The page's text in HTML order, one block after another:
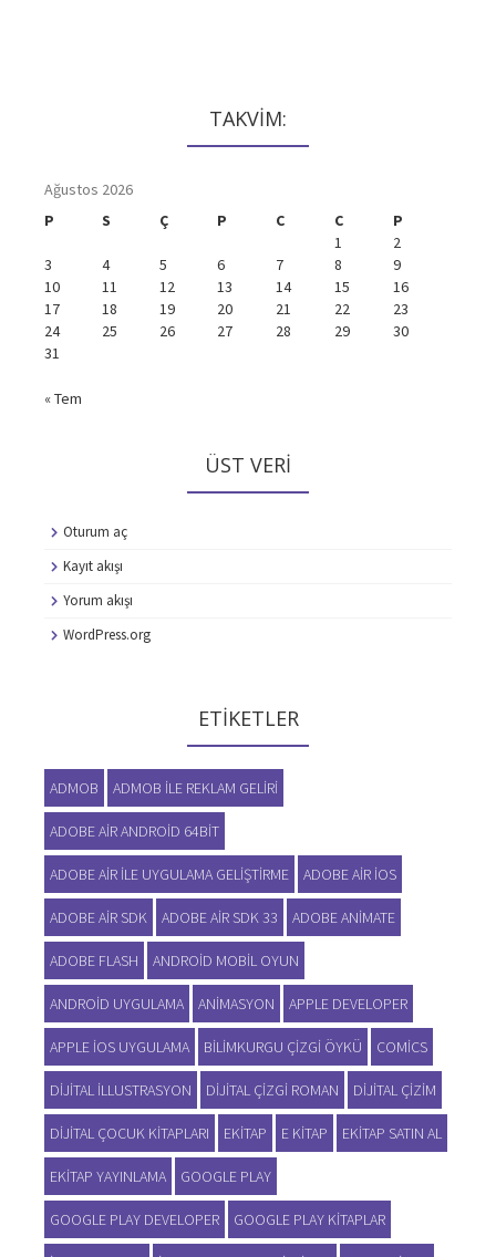
TAKVİM:
Ağustos 2026
P
S Ç P C C
P
1
2
3
4 5 6 7 8
9
10
11 12 13 14 15
16
17
18 19 20 21 22
23
24
25 26 27 28 29
30
31
« Tem
ÜST VERI
Oturum aç
Kayıt akışı
Yorum akışı
WordPress.org
ETIKETLER
ADMOB ADMOB ILE REKLAM GELIRI
ADOBE AIR ANDROID 64BIT
ADOBE AIR ILE UYGULAMA GELIŞTIRME ADOBE AIR IOS
ADOBE AIR SDK ADOBE AIR SDK 33 ADOBE ANIMATE
ADOBE FLASH ANDROID MOBIL OYUN
ANDROID UYGULAMA ANIMASYON APPLE DEVELOPER
APPLE IOS UYGULAMA BILIMKURGU ÇIZGI ÖYKÜ COMICS
DIJITAL ILLUSTRASYON DIJITAL ÇIZGI ROMAN DIJITAL ÇIZIM
DIJITAL ÇOCUK KITAPLARI EKITAP E KITAP EKITAP SATIN AL
EKITAP YAYINLAMA GOOGLE PLAY
GOOGLE PLAY DEVELOPER GOOGLE PLAY KITAPLAR